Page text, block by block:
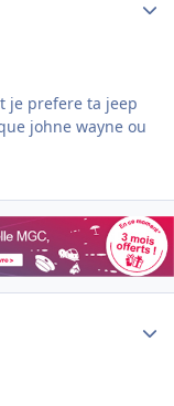
je prefere ta jeep
johne wayne ou